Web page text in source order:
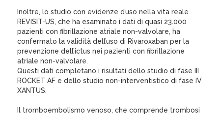
Inoltre, lo studio con evidenze d’uso nella vita reale
REVISIT-US, che ha esaminato i dati di quasi 23.000
pazienti con fibrillazione atriale non-valvolare, ha
confermato la validità dell’uso di Rivaroxaban per la
prevenzione dell’ictus nei pazienti con fibrillazione
atriale non-valvolare.
Questi dati completano i risultati dello studio di fase III
ROCKET AF e dello studio non-interventistico di fase IV
XANTUS.
Il tromboembolismo venoso, che comprende trombosi